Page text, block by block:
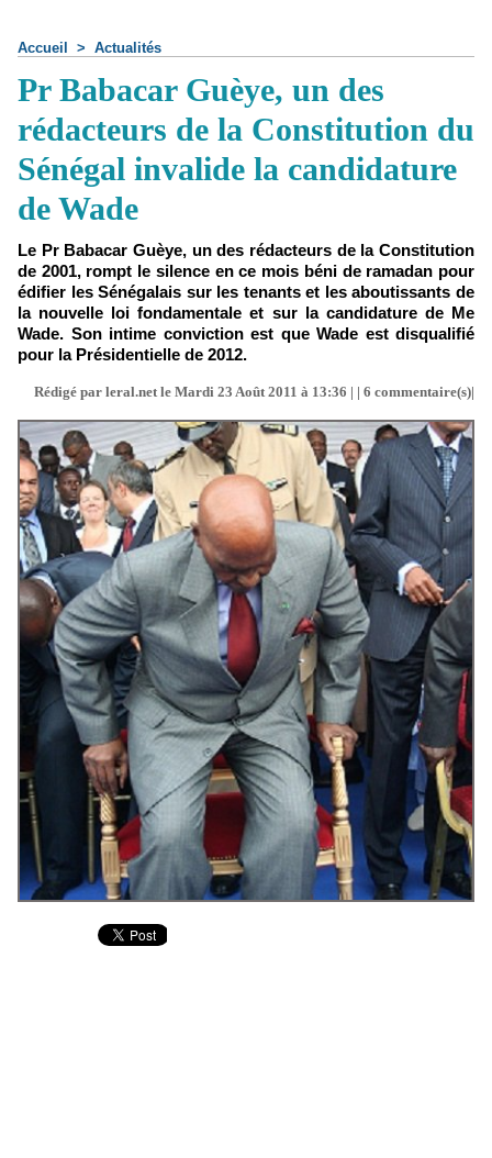
Accueil > Actualités
Pr Babacar Guèye, un des
rédacteurs de la Constitution du
Sénégal invalide la candidature
de Wade
Le Pr Babacar Guèye, un des rédacteurs de la Constitution
de 2001, rompt le silence en ce mois béni de ramadan pour
édifier les Sénégalais sur les tenants et les aboutissants de
la nouvelle loi fondamentale et sur la candidature de Me
Wade. Son intime conviction est que Wade est disqualifié
pour la Présidentielle de 2012.
Rédigé par leral.net le Mardi 23 Août 2011 à 13:36 | | 6 commentaire(s)|